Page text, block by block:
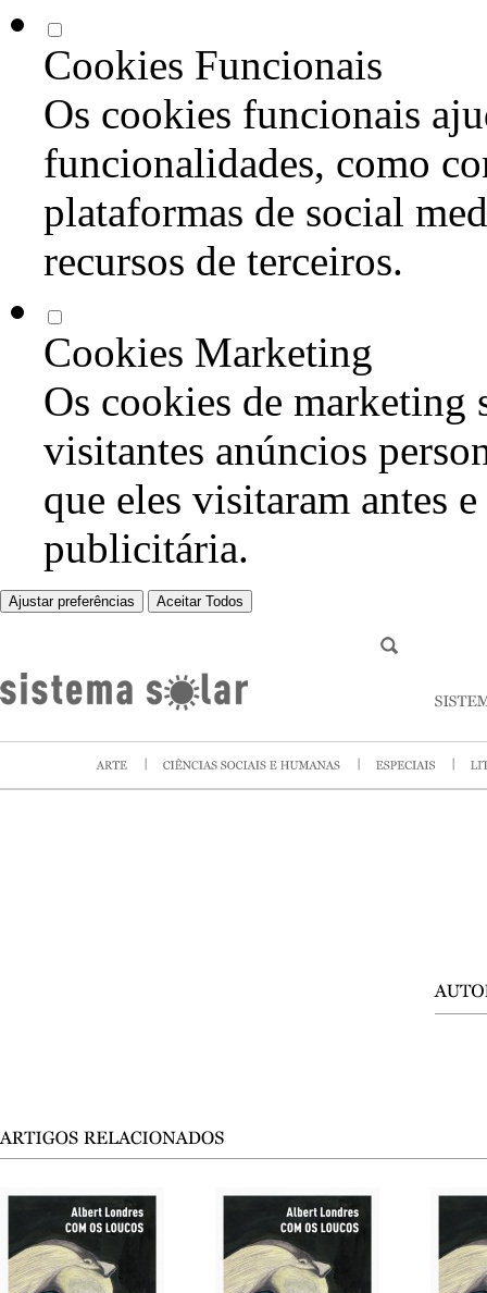
Cookies Funcionais
Os cookies funcionais
funcionalidades, como
plataformas de social
recursos de terceiros.
Cookies Marketing
Os cookies de marketing
visitantes anúncios
que eles visitaram antes
publicitária.
Ajustar preferências Aceitar Todos